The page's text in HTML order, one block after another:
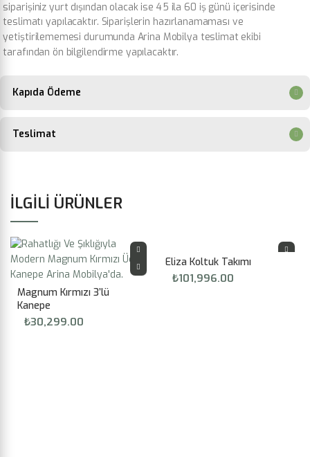
siparişiniz yurt dışından olacak ise 45 ila 60 iş günü içerisinde
teslimatı yapılacaktır. Siparişlerin hazırlanamaması ve
yetiştirilememesi durumunda Arina Mobilya teslimat ekibi
tarafından ön bilgilendirme yapılacaktır.
Kapıda Ödeme
Teslimat
İLGILI ÜRÜNLER
Magnum Kırmızı 3’lü
Kanepe
₺30,299.00
Eliza Koltuk Takımı
₺101,996.00